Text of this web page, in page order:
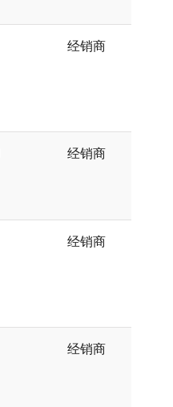
经销商
经销商
经销商
经销商